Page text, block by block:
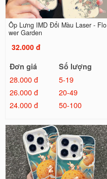
Ốp Lưng IMD Đổi Màu Laser - Flo
wer Garden
32.000 đ
Đơn giá
Số lượng
28.000 đ
5-19
26.000 đ
20-49
24.000 đ
50-100